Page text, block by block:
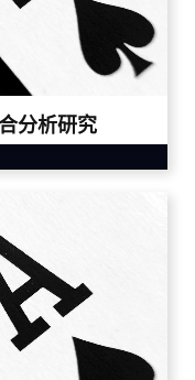
分析研究